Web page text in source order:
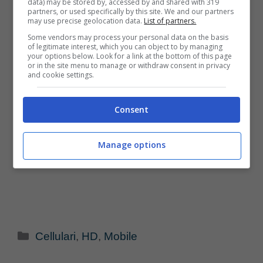
Categorie
Cellulari, HD, Mobile
partners, or used specifically by this site. We and our partners
may use precise geolocation data. List of partners.
Some vendors may process your personal data on the basis
of legitimate interest, which you can object to by managing
your options below. Look for a link at the bottom of this page
or in the site menu to manage or withdraw consent in privacy
and cookie settings.
Consent
Manage options